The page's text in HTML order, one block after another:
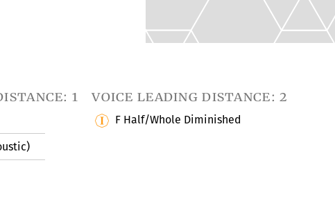
1 voice leading distance: 2
F Half/Whole Diminished